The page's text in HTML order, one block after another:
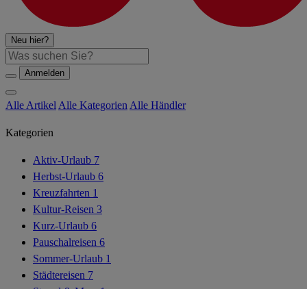
Neu hier?
Suche
Anmelden
Alle Artikel Alle Kategorien Alle Händler
Kategorien
Aktiv-Urlaub 7
Herbst-Urlaub 6
Kreuzfahrten 1
Kultur-Reisen 3
Kurz-Urlaub 6
Pauschalreisen 6
Sommer-Urlaub 1
Städtereisen 7